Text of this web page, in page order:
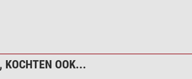
KOCHTEN OOK...